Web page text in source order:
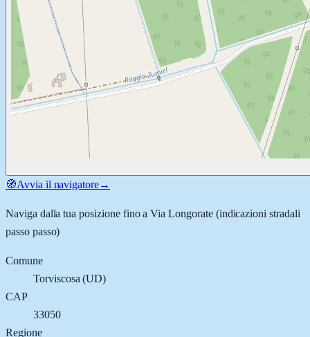
🧭Avvia il navigatore→
Naviga dalla tua posizione fino aVia Longorate(indicazioni stradali
passo passo)
Comune
Torviscosa (UD)
CAP
33050
Regione